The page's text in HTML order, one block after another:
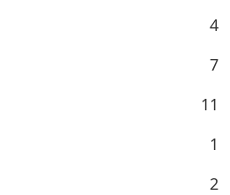
4
7
11
1
2